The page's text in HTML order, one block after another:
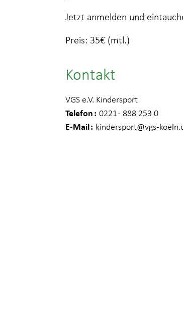
Jetzt anmelden und
Preis: 35€ (mtl.)
Kontakt
VGS e.V. Kindersport
Telefon 0221 - 888 253 0
E-Mail kindersport@vgs-